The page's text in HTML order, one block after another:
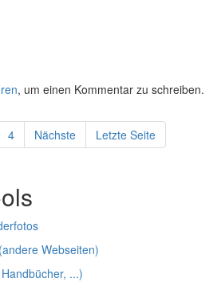
, um einen Kommentar zu schreiben.
4 Nächste Letzte Seite
Webseiten)
...)